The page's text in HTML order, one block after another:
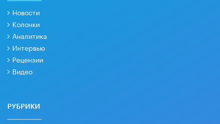
Новости
Колонки
Аналитика
Интервью
Рецензии
Видео
РУБРИКИ